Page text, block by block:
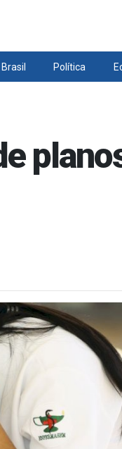
Brasil Política